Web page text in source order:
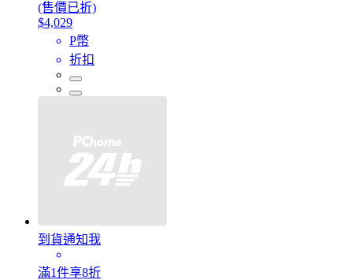
(售價已折)
$4,029
P幣
折扣
到貨通知我
滿1件享8折